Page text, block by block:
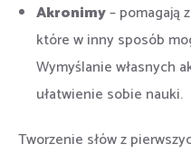
Akronimy– pomagają
które w inny sposób
Wymyślanie własnych
ułatwienie sobie nauki.
Tworzenie słów z